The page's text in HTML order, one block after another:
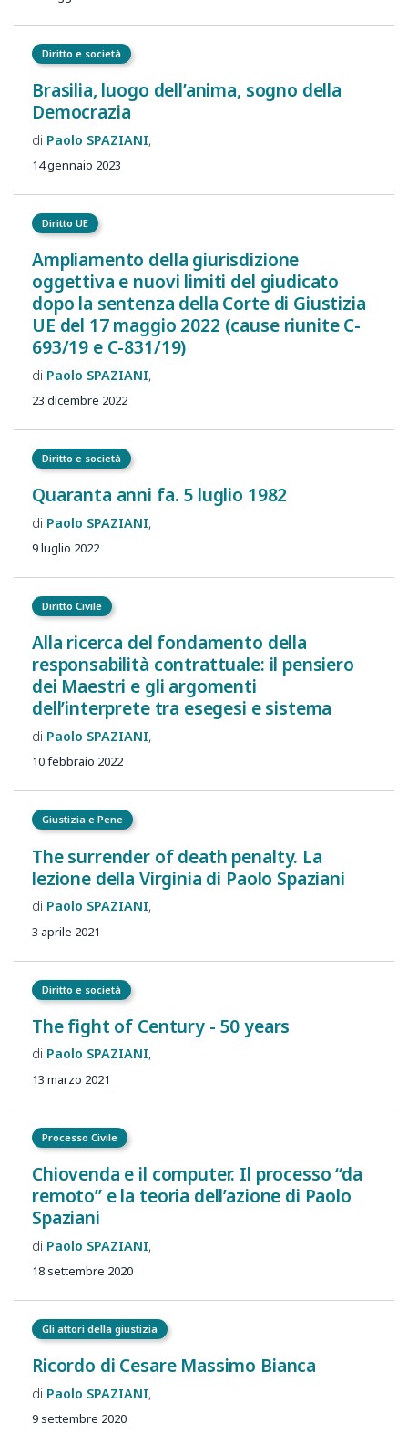
Diritto e società
Brasilia, luogo dell’anima, sogno della
Democrazia
Paolo SPAZIANI
14 gennaio 2023
Diritto UE
Ampliamento della giurisdizione
oggettiva e nuovi limiti del giudicato
dopo la sentenza della Corte di Giustizia
UE del 17 maggio 2022 (cause riunite C-
693/19 e C-831/19)
Paolo SPAZIANI
23 dicembre 2022
Diritto e società
Quaranta anni fa. 5 luglio 1982
Paolo SPAZIANI
9 luglio 2022
Diritto Civile
Alla ricerca del fondamento della
responsabilità contrattuale: il pensiero
dei Maestri e gli argomenti
dell’interprete tra esegesi e sistema
Paolo SPAZIANI
10 febbraio 2022
Giustizia e Pene
The surrender of death penalty. La
lezione della Virginia di Paolo Spaziani
Paolo SPAZIANI
3 aprile 2021
Diritto e società
The fight of Century - 50 years
Paolo SPAZIANI
13 marzo 2021
Processo Civile
Chiovenda e il computer. Il processo “da
remoto” e la teoria dell’azione di Paolo
Spaziani
Paolo SPAZIANI
18 settembre 2020
Gli attori della giustizia
Ricordo di Cesare Massimo Bianca
Paolo SPAZIANI
9 settembre 2020